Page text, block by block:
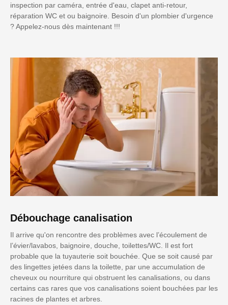
inspection par caméra, entrée d'eau, clapet anti-retour,
réparation WC et ou baignoire. Besoin d'un plombier d'urgence
? Appelez-nous dès maintenant !!!
Débouchage canalisation
Il arrive qu'on rencontre des problèmes avec l’écoulement de
l’évier/lavabos, baignoire, douche, toilettes/WC. Il est fort
probable que la tuyauterie soit bouchée. Que se soit causé par
des lingettes jetées dans la toilette, par une accumulation de
cheveux ou nourriture qui obstruent les canalisations, ou dans
certains cas rares que vos canalisations soient bouchées par les
racines de plantes et arbres.